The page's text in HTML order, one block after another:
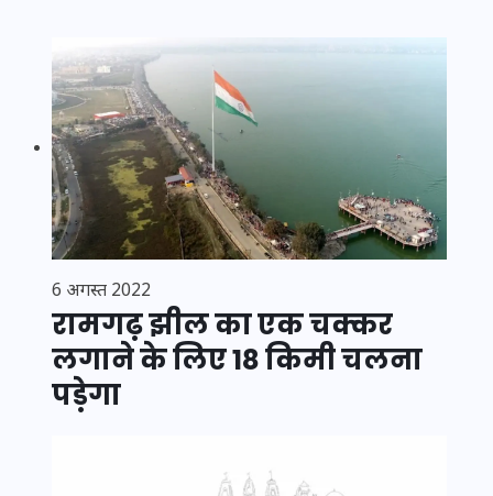
6 अगस्त 2022
रामगढ़ झील का एक चक्कर
लगाने के लिए 18 किमी चलना
पड़ेगा